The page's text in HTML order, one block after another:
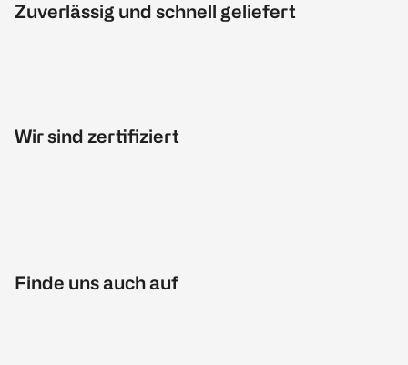
Zuverlässig und schnell geliefert
Wir sind zertifiziert
Finde uns auch auf